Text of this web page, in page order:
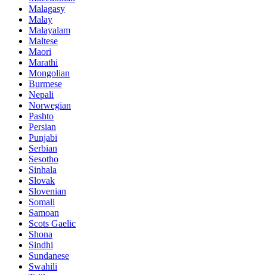
Malagasy
Malay
Malayalam
Maltese
Maori
Marathi
Mongolian
Burmese
Nepali
Norwegian
Pashto
Persian
Punjabi
Serbian
Sesotho
Sinhala
Slovak
Slovenian
Somali
Samoan
Scots Gaelic
Shona
Sindhi
Sundanese
Swahili